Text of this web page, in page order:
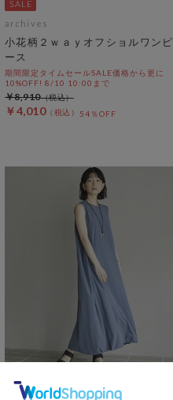
archives
小花柄２ｗａｙオフショルワンピ
ース
期間限定タイムセールSALE価格から更に
10%OFF! 8/10 10:00まで
￥4,010 54％OFF
￥8,910